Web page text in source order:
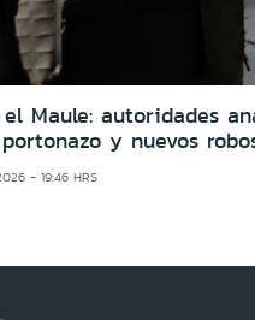
Maule: autoridades
y nuevos
- 19:46 HRS